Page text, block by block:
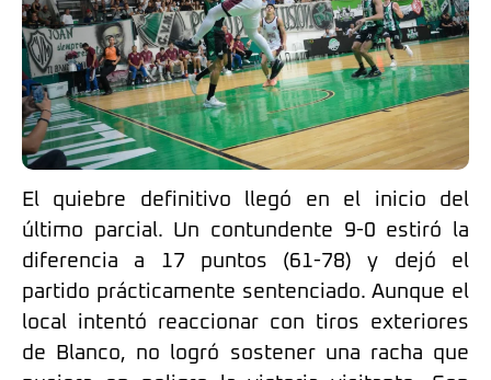
El quiebre definitivo llegó en el inicio del
último parcial. Un contundente 9-0 estiró la
diferencia a 17 puntos (61-78) y dejó el
partido prácticamente sentenciado. Aunque el
local intentó reaccionar con tiros exteriores
de Blanco, no logró sostener una racha que